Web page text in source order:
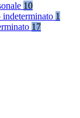
10
indeterminato 1
17